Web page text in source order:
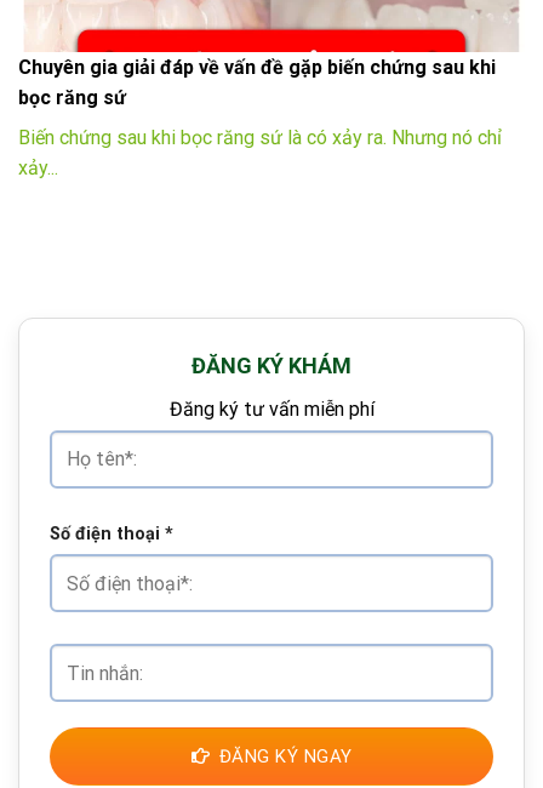
Chuyên gia giải đáp về vấn đề gặp biến chứng sau khi
bọc răng sứ
Biến chứng sau khi bọc răng sứ là có xảy ra. Nhưng nó chỉ
xảy...
ĐĂNG KÝ KHÁM
Đăng ký tư vấn miễn phí
Số điện thoại *
ĐĂNG KÝ NGAY